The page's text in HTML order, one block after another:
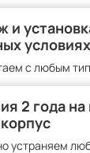
и
условиях
с любым
2 года
устраняем